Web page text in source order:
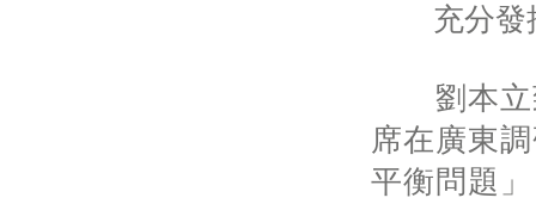
充分發揮
劉本立致
席在廣東
平衡問題